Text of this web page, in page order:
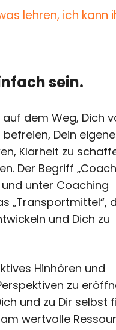
lehren, ich kann
sein.
dem Weg, Dich
Dein
Klarheit zu
Der Begriff
und unter Coaching
„Transportmittel“,
und Dich zu
Hinhören und
zu
und zu Dir selbst
wertvolle